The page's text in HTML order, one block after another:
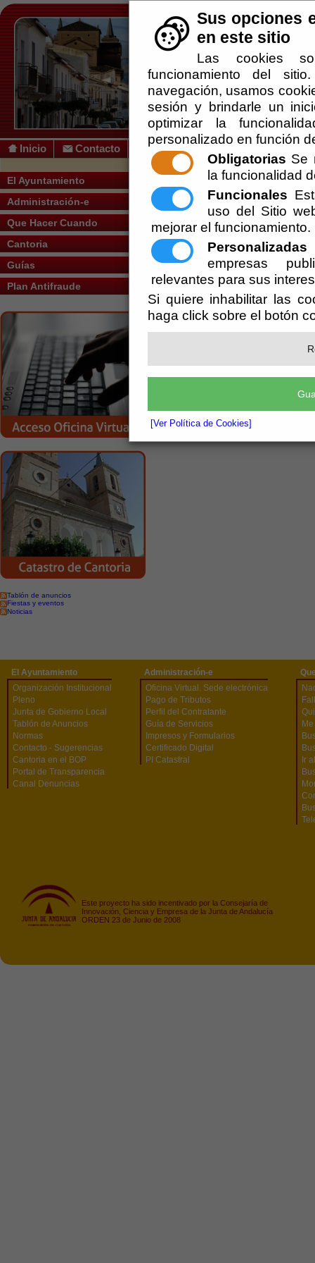
Sus opciones
en este sitio
Las cookies
funcionamiento del
navegación, usamos
sesión y brindarle un
optimizar la
personalizado en función
Obligatorias Se
la funcionalidad
Funcionales
uso del Sitio
mejorar el funcionamiento.
Personalizadas
empresas
relevantes para sus
Si quiere inhabilitar las
haga click sobre el botón
[Ver Política de Cookies]
Inicio Contacto
El Ayuntamiento
Administración-e
Que Hacer Cuando
Cantoria
Guías
Plan Antifraude
Tablón de anuncios
Fiestas y eventos
Noticias
Usted se encuentra aquí:Inicio //
Arqueología
Carteles
Espacios Públicos
Instalaciones
Monumentos
El Ayuntamiento
Organización Institucional
Pleno
Junta de Gobierno Local
Tablón de Anuncios
Normas
Contacto - Sugerencias
Cantoria en el BOP
Portal de Transparencia
Canal Denuncias
Administración-e
Oficina Virtual. Sede electrónica
Pago de Tributos
Perfil del Contratante
Guía de Servicios
Impresos y Formularios
Certificado Digital
PI Catastral
Ir
Este proyecto ha sido incentivado por la Consejaría de
Innovación, Ciencia y Empresa de la Junta de Andalucía
ORDEN 23 de Junio de 2008